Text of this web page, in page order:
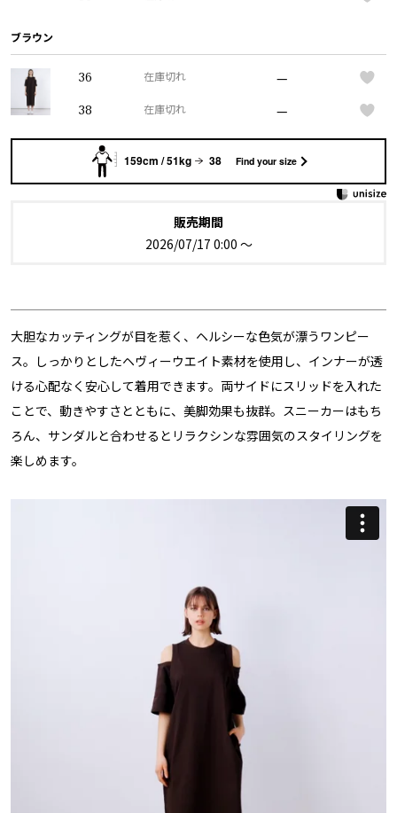
ブラウン
36 在庫切れ —
38 在庫切れ —
159cm / 51kg 38 Find your size
販売期間
2026/07/17 0:00 〜
大胆なカッティングが目を惹く、ヘルシーな色気が漂うワンピー
ス。しっかりとしたヘヴィーウエイト素材を使用し、インナーが透
ける心配なく安心して着用できます。両サイドにスリッドを入れた
ことで、動きやすさとともに、美脚効果も抜群。スニーカーはもち
ろん、サンダルと合わせるとリラクシンな雰囲気のスタイリングを
楽しめます。